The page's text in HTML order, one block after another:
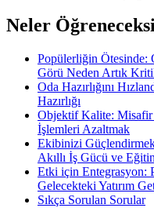
Neler
Popülerliğin Ötesinde:
Görü Neden Artık
Oda Hazırlığını
Hazırlığı
Objektif Kalite: Misafir
İşlemleri Azaltmak
Ekibinizi
Akıllı İş Gücü ve
Etki için Entegrasyon:
Gelecekteki Yatırım
Sıkça Sorulan Sorular